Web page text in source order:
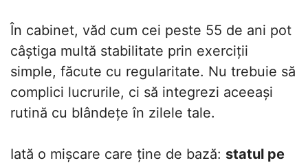
În cabinet, văd cum cei peste 55 de ani pot
câștiga multă stabilitate prin exerciții
simple, făcute cu regularitate. Nu trebuie să
complici lucrurile, ci să integrezi aceeași
rutină cu blândețe în zilele tale.
Iată o mișcare care ține de bază: statul pe